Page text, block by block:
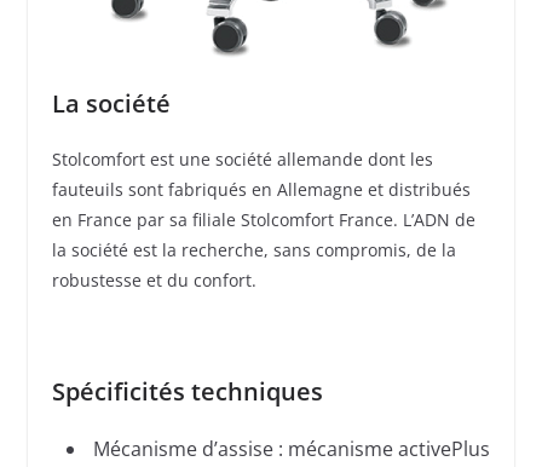
La société
Stolcomfort est une société allemande dont les
fauteuils sont fabriqués en Allemagne et distribués
en France par sa filiale Stolcomfort France. L’ADN de
la société est la recherche, sans compromis, de la
robustesse et du confort.
Spécificités techniques
Mécanisme d’assise : mécanisme activePlus